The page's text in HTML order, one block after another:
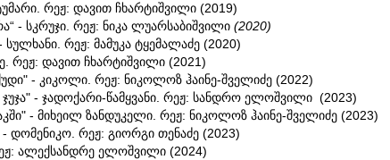
რეჟ: დავით ჩხარტიშვილი (2019)
- სკრუჯი. რეჟ: ნიკა ლუარსაბიშვილი (2020)
სულხანი. რეჟ: მამუკა ტყემალაძე (2020)
რეჟ: დავით ჩხარტიშვილი (2021)
- კიკოლი. რეჟ: ნიკოლოზ ჰაინე-შველიძე (2022)
ჯუჯა" - ჯადოქარი-წამყვანი. რეჟ: სანდრო ელოშვილი (2023)
- მიხეილ ზანდუკელი. რეჟ: ნიკოლოზ ჰაინე-შველიძე (2023)
- დომენიკო. რეჟ: გიორგი თენაძე (2023)
ალექსანდრე ელოშვილი (2024)